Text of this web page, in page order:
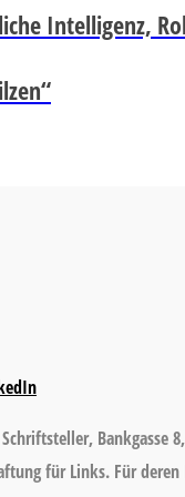
Intelligenz,
Bankgasse
für Links. Für